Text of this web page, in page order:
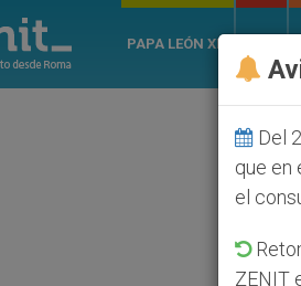
PAPA LEÓN XIV
Del
que en
el
ZENIT